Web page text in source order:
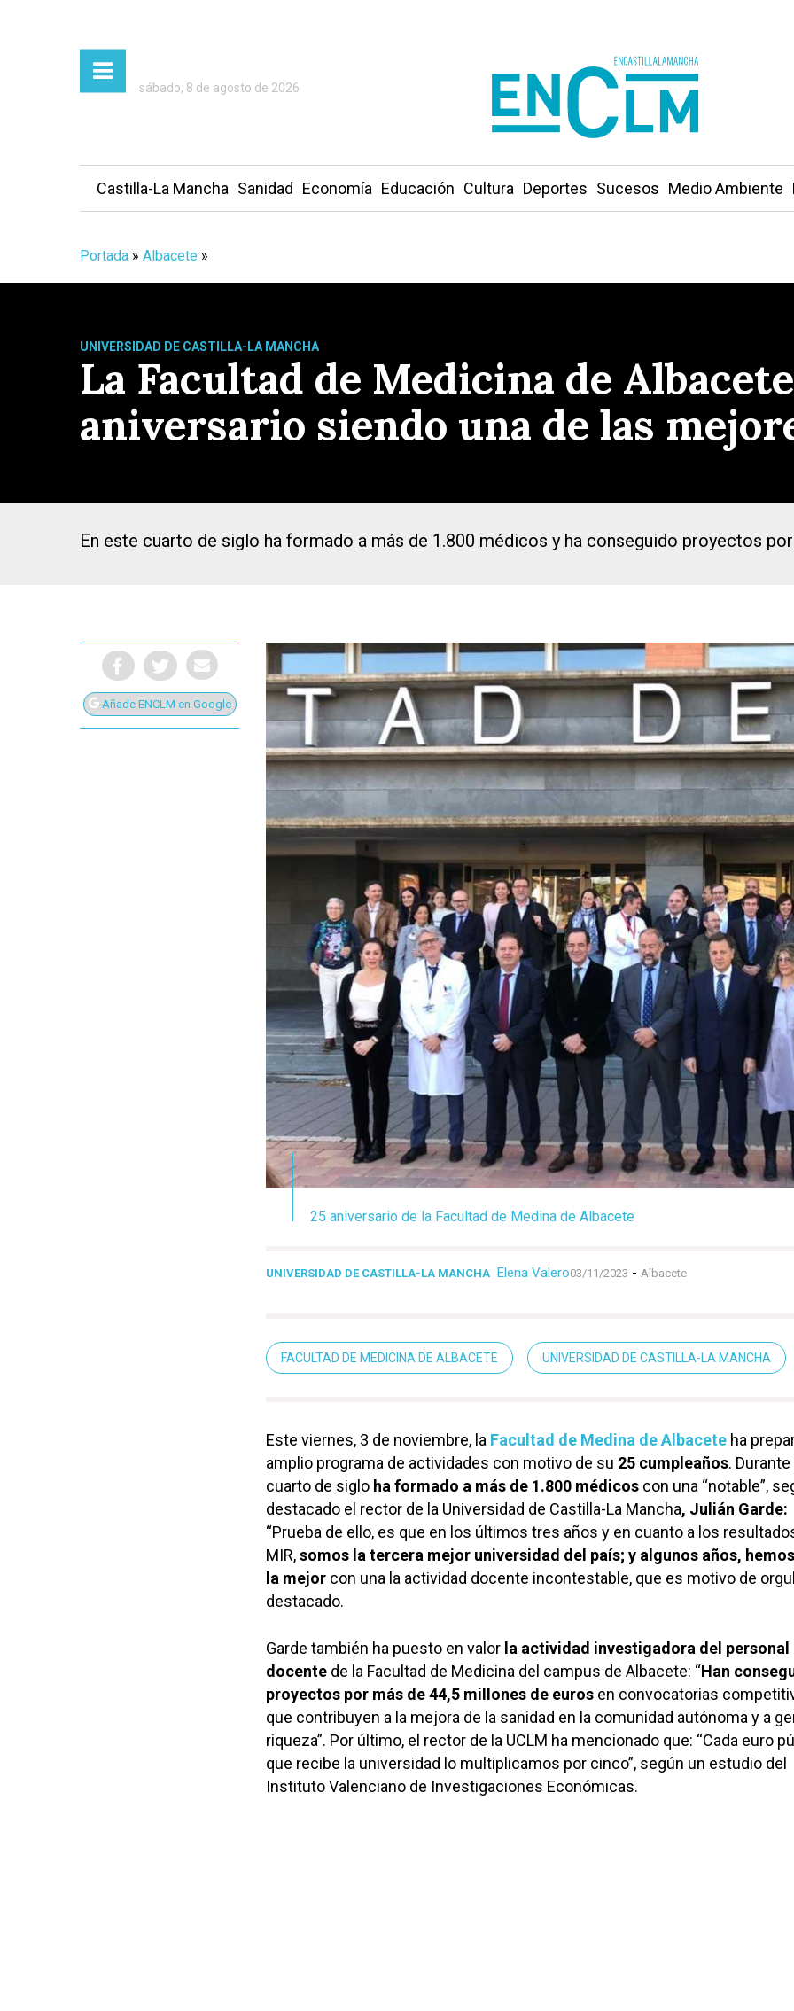
Presiona Intro para buscar o ESC para cerrar
sábado, 8 de agosto de 2026
Castilla-La Mancha Sanidad Economía Educación Cultura Deportes Sucesos Medio Ambiente
Portada » Albacete »
UNIVERSIDAD DE CASTILLA-LA MANCHA
La Facultad de Medicina de
aniversario siendo una de las
En este cuarto de siglo ha formado a más de 1.800 médicos y ha conseguido proyectos
Añade ENCLM en Google
25 aniversario de la Facultad de Medina de Albacete
UNIVERSIDAD DE CASTILLA-LA MANCHA Elena Valero03/11/2023 - Albacete
FACULTAD DE MEDICINA DE ALBACETE UNIVERSIDAD DE CASTILLA-LA MANCHA
Este viernes, 3 de noviembre, la Facultad de Medina de Albacete ha
amplio programa de actividades con motivo de su 25 cumpleaños. Durante
cuarto de siglo ha formado a más de 1.800 médicos con una “notable”,
destacado el rector de la Universidad de Castilla-La Mancha, Julián Garde:
“Prueba de ello, es que en los últimos tres años y en cuanto a los
MIR,somos la tercera mejor universidad del país; y algunos años,
la mejor con una la actividad docente incontestable, que es motivo de
destacado.
Garde también ha puesto en valor la actividad investigadora del personal
docente de la Facultad de Medicina del campus de Albacete: “Han
proyectos por más de 44,5 millones de euros en convocatorias
que contribuyen a la mejora de la sanidad en la comunidad autónoma y a
riqueza”. Por último, el rector de la UCLM ha mencionado que: “Cada euro
que recibe la universidad lo multiplicamos por cinco”, según un estudio del
Instituto Valenciano de Investigaciones Económicas.